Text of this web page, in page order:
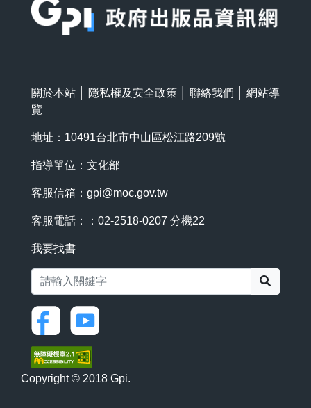
關於本站 隱私權及安全政策 聯絡我們
網站導
覽
地址：10491台北市中山區松江路209號
指導單位：文化部
客服信箱： gpi@moc.gov.tw
客服電話：：02-2518-0207 分機22
我要找書
Copyright © 2018 Gpi.